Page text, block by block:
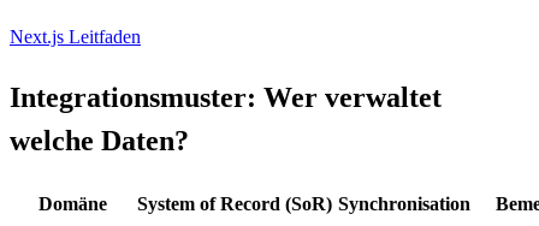
Next.js Leitfaden
Integrationsmuster: Wer verwaltet
welche Daten?
Domäne System of Record (SoR) Synchronisation